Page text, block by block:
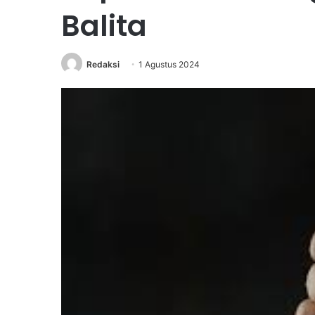
Balita
Redaksi 1 Agustus 2024